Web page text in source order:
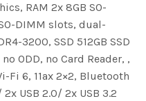
RAM 2x 8GB SO-
DIMM slots, dual-
3200, SSD 512GB SSD
ODD, no Card Reader, ,
Fi 6, 11ax 2×2, Bluetooth
USB 2.0/ 2x USB 3.2